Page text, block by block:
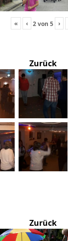
« ‹ 2von 5 ›
Zurück
Zurück